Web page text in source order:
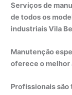
Serviços de
de todos os
industriais Vila
Manutenção
oferece o
Profissionais